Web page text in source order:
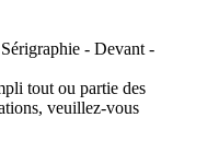
Sérigraphie - Devant -
tout ou partie des
veuillez-vous